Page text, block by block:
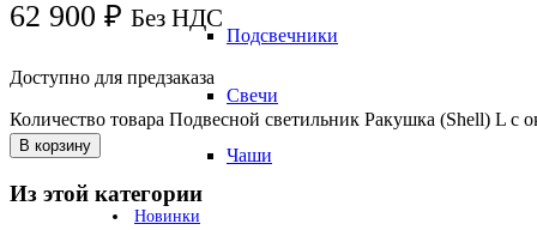
Подсвечники
Свечи
Чаши
Новинки
62 900 ₽ Без НДС
Доступно для предзаказа
Количество товара Подвесной светильник Ракушка (Shell) L с
В корзину
Из этой категории